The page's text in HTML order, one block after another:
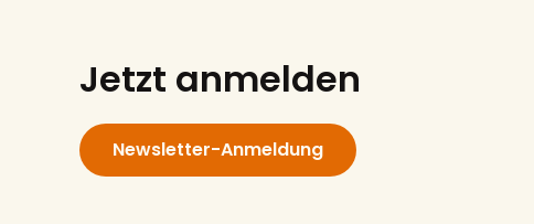
Jetzt anmelden
Newsletter-Anmeldung